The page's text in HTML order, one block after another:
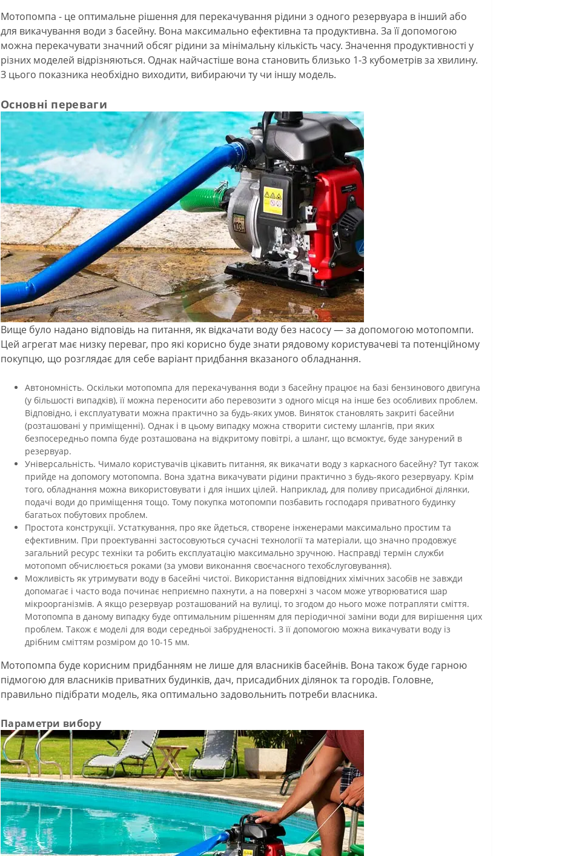
Мотопомпа - це оптимальне рішення для перекачування рідини з одного резервуара в інший або
для викачування води з басейну. Вона максимально ефективна та продуктивна. За її допомогою
можна перекачувати значний обсяг рідини за мінімальну кількість часу. Значення продуктивності у
різних моделей відрізняються. Однак найчастіше вона становить близько 1-3 кубометрів за хвилину.
З цього показника необхідно виходити, вибираючи ту чи іншу модель.
Основні переваги
Вище було надано відповідь на питання, як відкачати воду без насосу — за допомогою мотопомпи.
Цей агрегат має низку переваг, про які корисно буде знати рядовому користувачеві та потенційному
покупцю, що розглядає для себе варіант придбання вказаного обладнання.
Автономність. Оскільки мотопомпа для перекачування води з басейну працює на базі бензинового двигуна
(у більшості випадків), її можна переносити або перевозити з одного місця на інше без особливих проблем.
Відповідно, і експлуатувати можна практично за будь-яких умов. Виняток становлять закриті басейни
(розташовані у приміщенні). Однак і в цьому випадку можна створити систему шлангів, при яких
безпосередньо помпа буде розташована на відкритому повітрі, а шланг, що всмоктує, буде занурений в
резервуар.
Універсальність. Чимало користувачів цікавить питання, як викачати воду з каркасного басейну? Тут також
прийде на допомогу мотопомпа. Вона здатна викачувати рідини практично з будь-якого резервуару. Крім
того, обладнання можна використовувати і для інших цілей. Наприклад, для поливу присадибної ділянки,
подачі води до приміщення тощо. Тому покупка мотопомпи позбавить господаря приватного будинку
багатьох побутових проблем.
Простота конструкції. Устаткування, про яке йдеться, створене інженерами максимально простим та
ефективним. При проектуванні застосовуються сучасні технології та матеріали, що значно продовжує
загальний ресурс техніки та робить експлуатацію максимально зручною. Насправді термін служби
мотопомп обчислюється роками (за умови виконання своєчасного техобслуговування).
Можливість як утримувати воду в басейні чистої. Використання відповідних хімічних засобів не завжди
допомагає і часто вода починає неприємно пахнути, а на поверхні з часом може утворюватися шар
мікроорганізмів. А якщо резервуар розташований на вулиці, то згодом до нього може потрапляти сміття.
Мотопомпа в даному випадку буде оптимальним рішенням для періодичної заміни води для вирішення цих
проблем. Також є моделі для води середньої забрудненості. З її допомогою можна викачувати воду із
дрібним сміттям розміром до 10-15 мм.
Мотопомпа буде корисним придбанням не лише для власників басейнів. Вона також буде гарною
підмогою для власників приватних будинків, дач, присадибних ділянок та городів. Головне,
правильно підібрати модель, яка оптимально задовольнить потреби власника.
Параметри вибору